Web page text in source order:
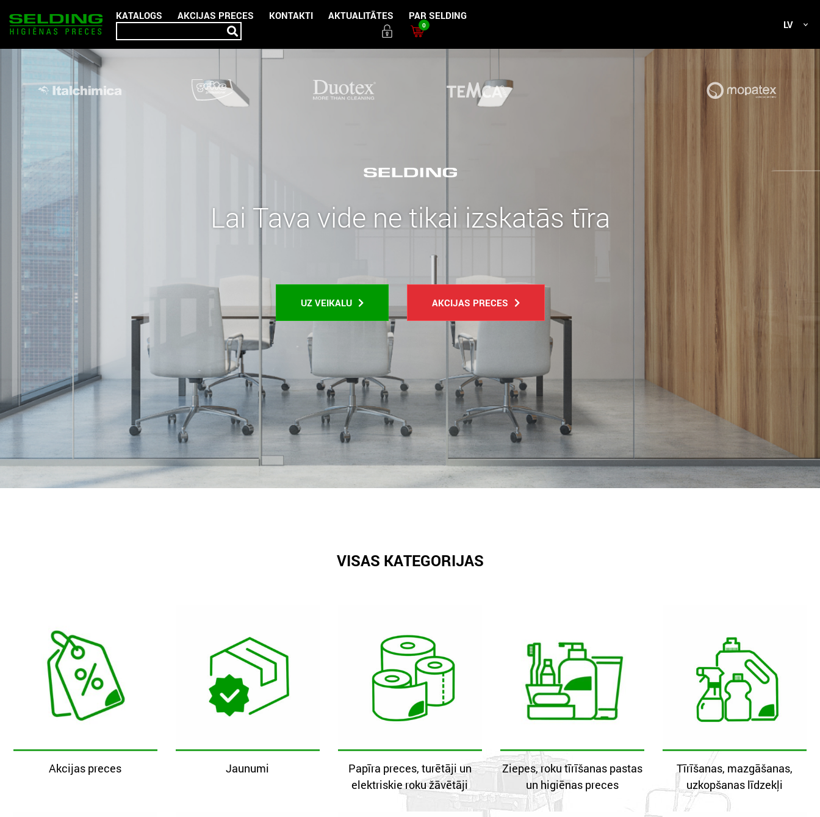
KATALOGS AKCIJAS PRECES KONTAKTI AKTUALITĀTES PAR SELDING
0 LV
Lai Tava vide ne tikai izskatās tīra
UZ VEIKALU AKCIJAS PRECES
VISAS KATEGORIJAS
Akcijas preces Jaunumi
Papīra preces, turētāji un
elektriskie roku žāvētāji
Ziepes, roku tīrīšanas pastas
un higiēnas preces
Tīrīšanas, mazgāšanas,
uzkopšanas līdzekļi